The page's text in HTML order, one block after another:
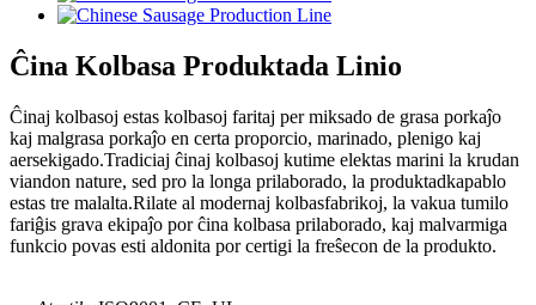
Ĉina Kolbasa Produktada Linio
Ĉinaj kolbasoj estas kolbasoj faritaj per miksado de grasa porkaĵo
kaj malgrasa porkaĵo en certa proporcio, marinado, plenigo kaj
aersekigado.Tradiciaj ĉinaj kolbasoj kutime elektas marini la krudan
viandon nature, sed pro la longa prilaborado, la produktadkapablo
estas tre malalta.Rilate al modernaj kolbasfabrikoj, la vakua tumilo
fariĝis grava ekipaĵo por ĉina kolbasa prilaborado, kaj malvarmiga
funkcio povas esti aldonita por certigi la freŝecon de la produkto.